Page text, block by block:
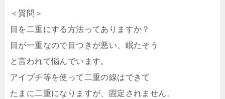
＜質問＞
目を二重にする方法ってありますか？
目が一重なので目つきが悪い、眠たそう
と言われて悩んでいます。
アイプチ等を使って二重の線はできて
たまに二重になりますが、固定されません。